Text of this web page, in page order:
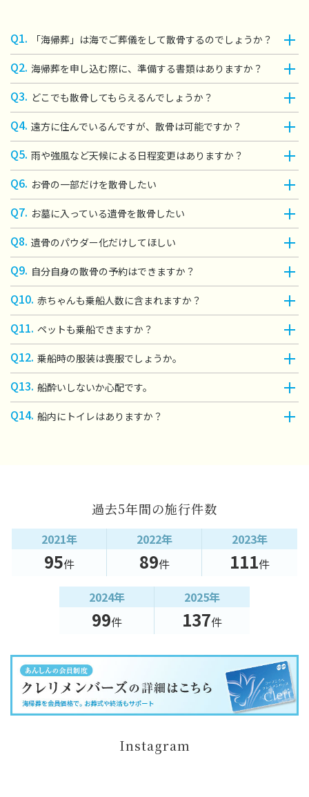
Q1. 「海帰葬」は海でご葬儀をして散骨するのでしょうか？
Q2. 海帰葬を申し込む際に、準備する書類はありますか？
Q3. どこでも散骨してもらえるんでしょうか？
Q4. 遠方に住んでいるんですが、散骨は可能ですか？
Q5. 雨や強風など天候による日程変更はありますか？
Q6. お骨の一部だけを散骨したい
Q7. お墓に入っている遺骨を散骨したい
Q8. 遺骨のパウダー化だけしてほしい
Q9. 自分自身の散骨の予約はできますか？
Q10. 赤ちゃんも乗船人数に含まれますか？
Q11. ペットも乗船できますか？
Q12. 乗船時の服装は喪服でしょうか。
Q13. 船酔いしないか心配です。
Q14. 船内にトイレはありますか？
過去5年間の施行件数
2021年
95件
2022年
89件
2023年
111件
2024年
99件
2025年
137件
Instagram